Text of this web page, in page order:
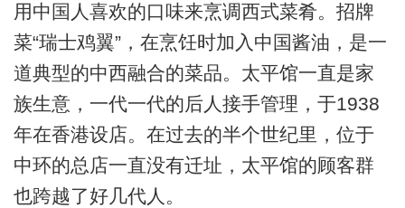
用中国人喜欢的口味来烹调西式菜肴。招牌
菜“瑞士鸡翼”，在烹饪时加入中国酱油，是一
道典型的中西融合的菜品。太平馆一直是家
族生意，一代一代的后人接手管理，于1938
年在香港设店。在过去的半个世纪里，位于
中环的总店一直没有迁址，太平馆的顾客群
也跨越了好几代人。